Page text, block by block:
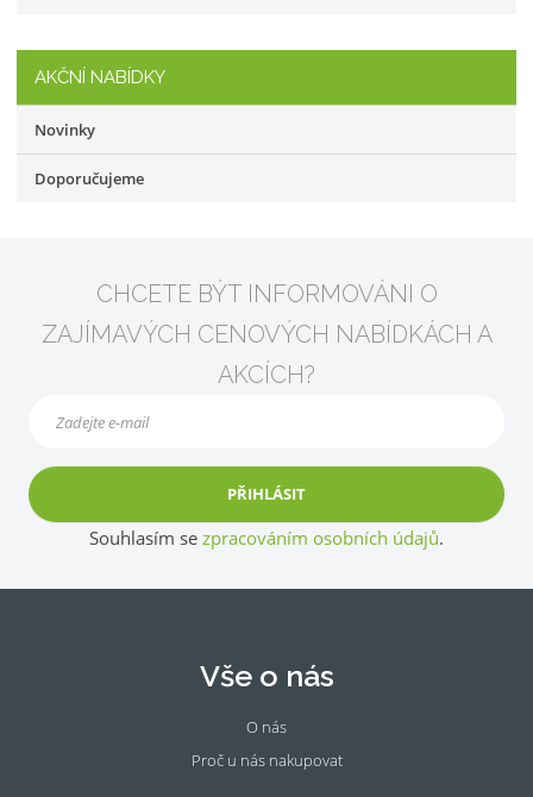
AKČNÍ NABÍDKY
Novinky
Doporučujeme
CHCETE BÝT INFORMOVÁNI O
ZAJÍMAVÝCH CENOVÝCH NABÍDKÁCH A
AKCÍCH?
PŘIHLÁSIT
Souhlasím se zpracováním osobních údajů.
Vše o nás
O nás
Proč u nás nakupovat